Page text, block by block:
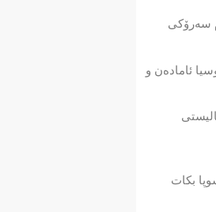
سه‌رۆكی
ئاماده‌ن و
بكات